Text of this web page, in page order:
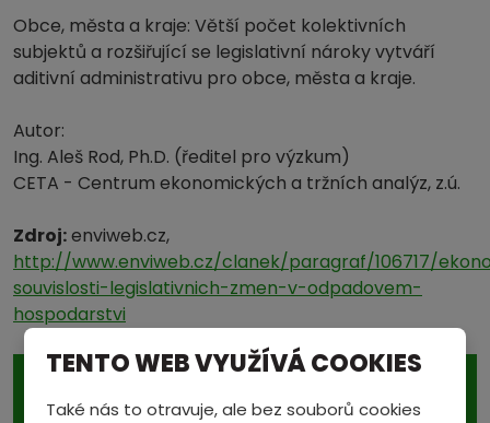
Obce, města a kraje: Větší počet kolektivních
subjektů a rozšiřující se legislativní nároky vytváří
aditivní administrativu pro obce, města a kraje.
Autor:
Ing. Aleš Rod, Ph.D. (ředitel pro výzkum)
CETA - Centrum ekonomických a tržních analýz, z.ú.
Zdroj:enviweb.cz,
http://www.enviweb.cz/clanek/paragraf/106717/
souvislosti-legislativnich-zmen-v-odpadovem-
hospodarstvi
AKCE TÝDNE
TENTO WEB VYUŽÍVÁ COOKIES
Také nás to otravuje, ale bez souborů cookies